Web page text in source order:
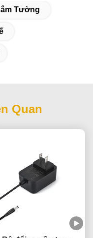
Tường
Quan